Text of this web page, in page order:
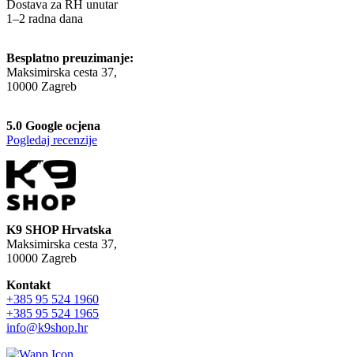
Dostava za RH unutar
1–2 radna dana
Besplatno preuzimanje:
Maksimirska cesta 37,
10000 Zagreb
5.0 Google ocjena
Pogledaj recenzije
K9 SHOP Hrvatska
Maksimirska cesta 37,
10000 Zagreb
Kontakt
+385 95 524 1960
+385 95 524 1965
info@k9shop.hr